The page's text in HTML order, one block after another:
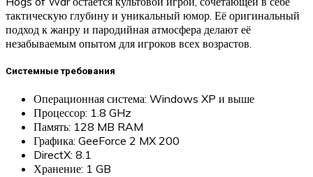
тактическую глубину и уникальный юмор. Её оригинальный
подход к жанру и пародийная атмосфера делают её
незабываемым опытом для игроков всех возрастов.
Системные требования
Операционная система: Windows XP и выше
Процессор: 1.8 GHz
Память: 128 MB RAM
Графика: GeeForce 2 MX 200
DirectX: 8.1
Хранение: 1 GB